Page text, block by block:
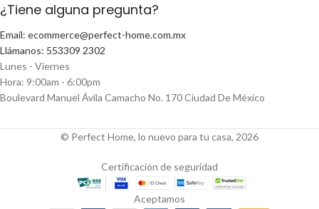
¿Tiene alguna pregunta?
Email: ecommerce@perfect-home.com.mx
Llámanos: 553309 2302
Lunes - Viernes
Hora: 9:00am - 6:00pm
Boulevard Manuel Ávila Camacho No. 170 Ciudad De México
© Perfect Home, lo nuevo para tu casa, 2026
Certificación de seguridad
Aceptamos